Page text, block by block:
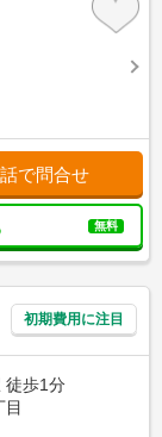
で問合せ
無料
初期費用に注目
徒歩1分